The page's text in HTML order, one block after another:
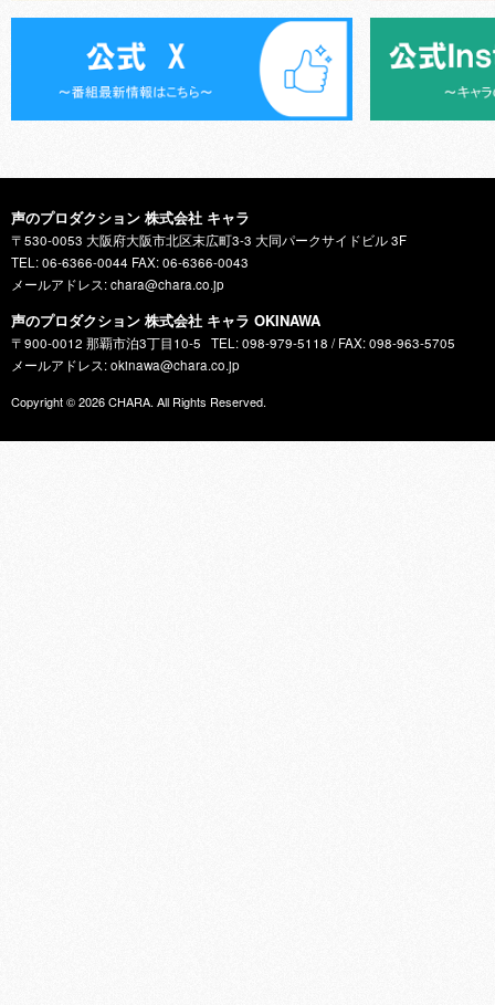
声のプロダクション 株式会社 キャラ
〒530-0053 大阪府大阪市北区末広町3-3 大同パークサイドビル 3F
TEL: 06-6366-0044 FAX: 06-6366-0043
メールアドレス: chara@chara.co.jp
声のプロダクション 株式会社 キャラ OKINAWA
〒900-0012 那覇市泊3丁目10-5
TEL: 098-979-5118 / FAX: 098-963-5705
メールアドレス: okinawa@chara.co.jp
Copyright © 2026CHARA. All Rights Reserved.